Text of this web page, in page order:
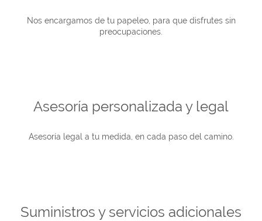
Nos encargamos de tu papeleo, para que disfrutes sin
preocupaciones.
Asesoría personalizada y legal
Asesoría legal a tu medida, en cada paso del camino.
Suministros y servicios adicionales